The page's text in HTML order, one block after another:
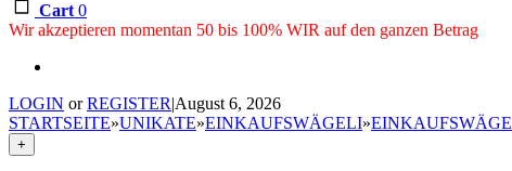
Cart 0
Wir akzeptieren momentan 50 bis 100% WIR auf den ganzen Betrag
LOGIN orREGISTER|August 6, 2026
STARTSEITE»UNIKATE»EINKAUFSWÄGELI»
+